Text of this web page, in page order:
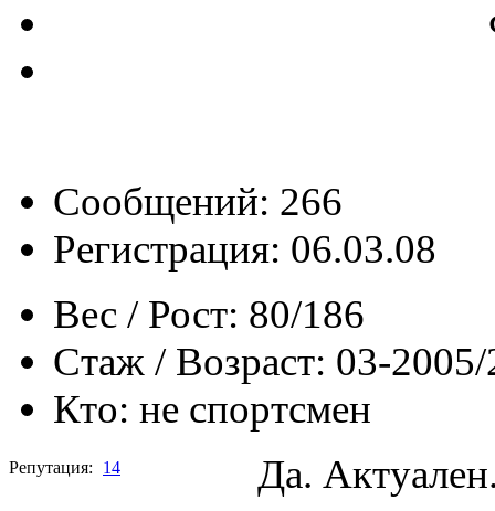
Сообщений: 266
Регистрация: 06.03.08
Вес / Рост: 80/186
Стаж / Возраст: 03-
Кто: не спортсмен
Репутация: 14 Да.